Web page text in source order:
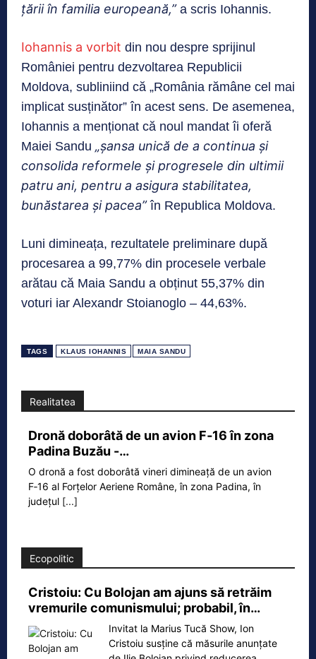
țării în familia europeană,”a scris Iohannis.
Iohannis a vorbit din nou despre sprijinul
României pentru dezvoltarea Republicii
Moldova, subliniind că „România rămâne cel mai
implicat susținător” în acest sens. De asemenea,
Iohannis a menționat că noul mandat îi oferă
Maiei Sandu „șansa unică de a continua și
consolida reformele și progresele din ultimii
patru ani, pentru a asigura stabilitatea,
bunăstarea și pacea”în Republica Moldova.
Luni dimineața, rezultatele preliminare după
procesarea a 99,77% din procesele verbale
arătau că Maia Sandu a obținut 55,37% din
voturi iar Alexandr Stoianoglo – 44,63%.
TAGS KLAUS IOHANNIS MAIA SANDU
Realitatea
Dronă doborâtă de un avion F‑16 în zona
Padina Buzău -…
O dronă a fost doborâtă vineri dimineață de un avion
F‑16 al Forțelor Aeriene Române, în zona Padina, în
județul [...]
Ecopolitic
Cristoiu: Cu Bolojan am ajuns să retrăim
vremurile comunismului; probabil, în…
Invitat la Marius Tucă Show, Ion
Cristoiu susține că măsurile anunțate